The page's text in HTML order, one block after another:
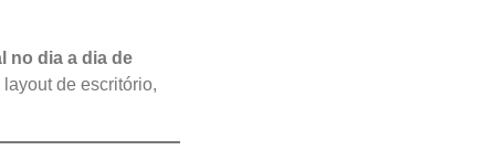
no dia a dia de
de escritório,